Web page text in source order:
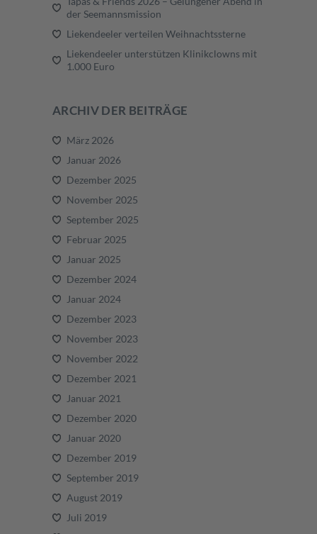
der Seemannsmission
Liekendeeler verteilen Weihnachtssterne
Liekendeeler unterstützen Klinikclowns mit
1.000 Euro
ARCHIV DER BEITRÄGE
März 2026
Januar 2026
Dezember 2025
November 2025
September 2025
Februar 2025
Januar 2025
Dezember 2024
Januar 2024
Dezember 2023
November 2023
November 2022
Dezember 2021
Januar 2021
Dezember 2020
Januar 2020
Dezember 2019
September 2019
August 2019
Juli 2019